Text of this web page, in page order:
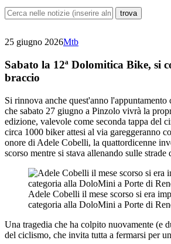
25 giugno 2026Mtb
Sabato la 12ª Dolomitica Bike, si
braccio
Si rinnova anche quest'anno
che sabato 27 giugno a Pinzolo vivrà la
edizione, valevole come seconda tappa del
circa 1000 biker attesi al via gareggeranno
onore di Adele Cobelli, la quattordicenne
scorso mentre si stava allenando sulle strade
Adele Cobelli il mese scorso si era
categoria alla DoloMini a Porte di
Una tragedia che ha colpito nuovamente (e
del ciclismo, che invita tutta a fermarsi per